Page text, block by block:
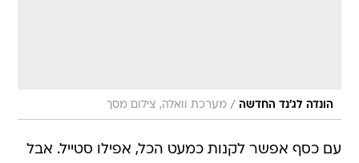
הונדה לג'נד החדשה / מערכת וואלה, צילום מסך
עם כסף אפשר לקנות כמעט הכל, אפילו סטייל. אבל